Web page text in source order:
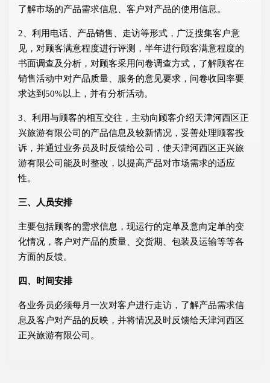
了解市场的产品需求信息、客户对产品的使用信息。
2、利用电话、产品销售、走访等形式，广泛搜集客户意
见，对顾客满意程度进行评测，半年进行顾客满意程度的
书面调查及分析，对顾客采用问卷调查方式，了解顾客在
销售活动中对产品质量、服务的意见要求，问卷收回率要
求达到50%以上，并有分析活动。
3、利用与顾客的相互交往，主动向顾客介绍天津河西区正
兴旅游有限公司的产品信息及较新情况，妥善处理顾客投
诉，并通过业务员及时反馈给公司，使天津河西区正兴旅
游有限公司能及时整改，以提高产品对市场需求的适应
性。
三、人员安排
主要包括顾客的需求信息，现运行的定单及意向定单的变
化情况，客户对产品的质量、交货期、包装及运输等等各
方面的反馈。
四、时间安排
各业务员必须每月一次对客户进行走访，了解产品需求信
息及客户对产品的反映，并将情况及时反馈给天津河西区
正兴旅游有限公司。